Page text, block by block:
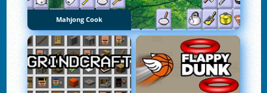
Mahjong Cook